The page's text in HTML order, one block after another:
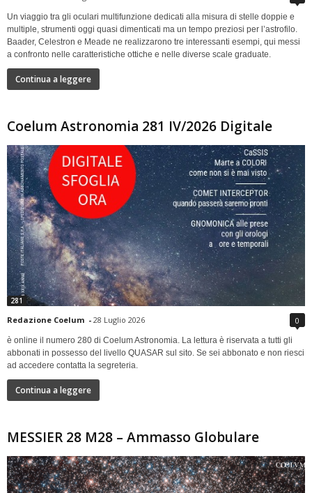
Un viaggio tra gli oculari multifunzione dedicati alla misura di stelle doppie e
multiple, strumenti oggi quasi dimenticati ma un tempo preziosi per l’astrofilo.
Baader, Celestron e Meade ne realizzarono tre interessanti esempi, qui messi
a confronto nelle caratteristiche ottiche e nelle diverse scale graduate.
Continua a leggere
Coelum Astronomia 281 IV/2026 Digitale
281
Redazione Coelum - 28 Luglio 2026 0
è online il numero 280 di Coelum Astronomia. La lettura è riservata a tutti gli
abbonati in possesso del livello QUASAR sul sito. Se sei abbonato e non riesci
ad accedere contatta la segreteria.
Continua a leggere
MESSIER 28 M28 – Ammasso Globulare